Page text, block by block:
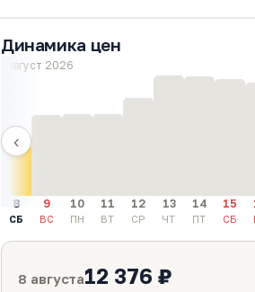
Динамика цен
‹
август 2026
8
СБ
9
ВС
10
ПН
11
ВТ
12
СР
13
ЧТ
14
ПТ
15
СБ
8 августа12 376 ₽